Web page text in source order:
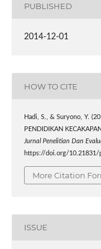
PUBLISHED
2014-12-01
HOW TO CITE
Hadi, S., & Suryono, Y.
PENDIDIKAN
Jurnal Penelitian Dan
https://doi.org/10.21831/
More Citation
ISSUE